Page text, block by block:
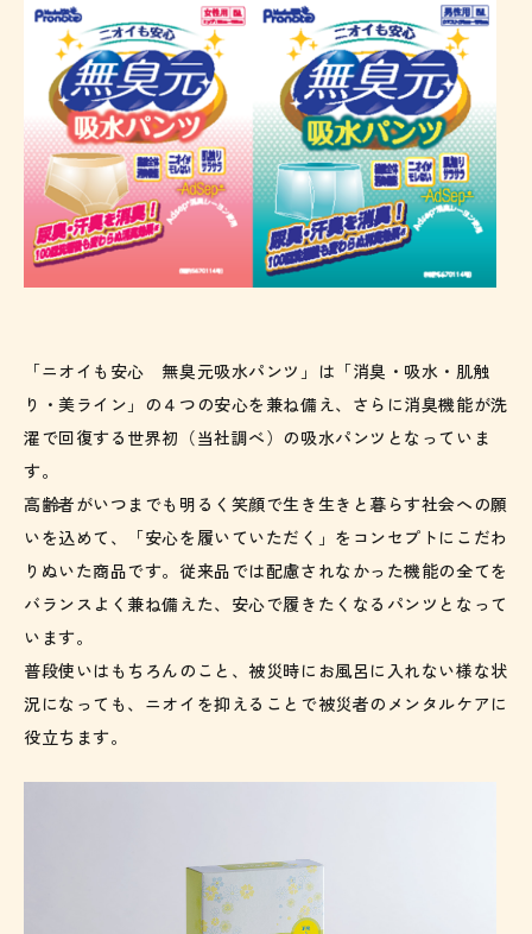
「ニオイも安心 無臭元吸水パンツ」は「消臭・吸水・肌触
り・美ライン」の４つの安心を兼ね備え、さらに消臭機能が洗
濯で回復する世界初（当社調べ）の吸水パンツとなっていま
す。
高齢者がいつまでも明るく笑顔で生き生きと暮らす社会への願
いを込めて、「安心を履いていただく」をコンセプトにこだわ
りぬいた商品です。従来品では配慮されなかった機能の全てを
バランスよく兼ね備えた、安心で履きたくなるパンツとなって
います。
普段使いはもちろんのこと、被災時にお風呂に入れない様な状
況になっても、ニオイを抑えることで被災者のメンタルケアに
役立ちます。